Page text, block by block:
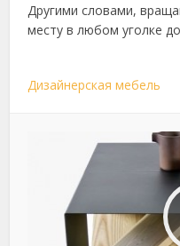
Другими словами,
месту в любом уголке
Дизайнерская мебель